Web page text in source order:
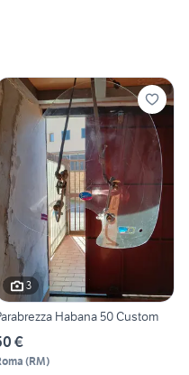
3
Habana 50 Custom
€
(RM)